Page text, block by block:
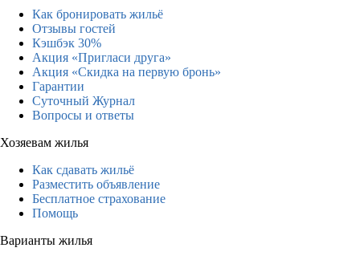
Как бронировать жильё
Отзывы гостей
Кэшбэк 30%
Акция «Пригласи друга»
Акция «Скидка на первую бронь»
Гарантии
Суточный Журнал
Вопросы и ответы
Хозяевам жилья
Как сдавать жильё
Разместить объявление
Бесплатное страхование
Помощь
Варианты жилья